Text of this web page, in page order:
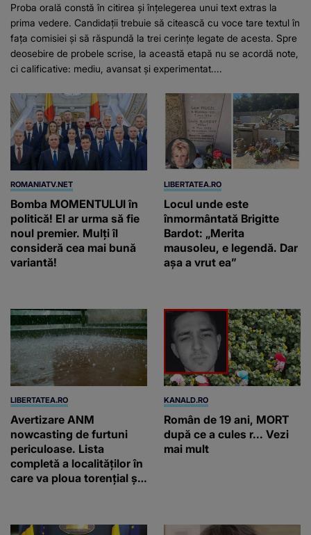
Proba orală constă în citirea și înțelegerea unui text extras la
prima vedere. Candidații trebuie să citească cu voce tare textul în
fața comisiei și să răspundă la trei cerințe legate de acesta. Spre
deosebire de probele scrise, la această etapă nu se acordă note,
ci calificative: mediu, avansat și experimentat....
ROMANIATV.NET
Bomba MOMENTULUI în
politică! El ar urma să fie
noul premier. Mulți îl
consideră cea mai bună
variantă!
LIBERTATEA.RO
Locul unde este
înmormântată Brigitte
Bardot: „Merita
mausoleu, e legendă. Dar
așa a vrut ea”
LIBERTATEA.RO
Avertizare ANM
nowcasting de furtuni
periculoase. Lista
completă a localităților în
care va ploua torențial și
KANALD.RO
Român de 19 ani, MORT
după ce a cules r... Vezi
mai mult